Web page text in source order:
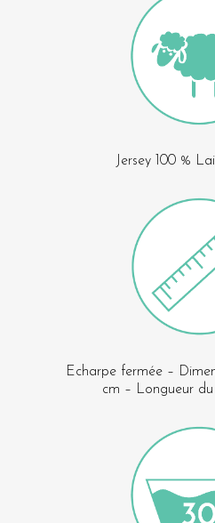
Jersey 100 %
Echarpe fermée –
cm – Longueur du